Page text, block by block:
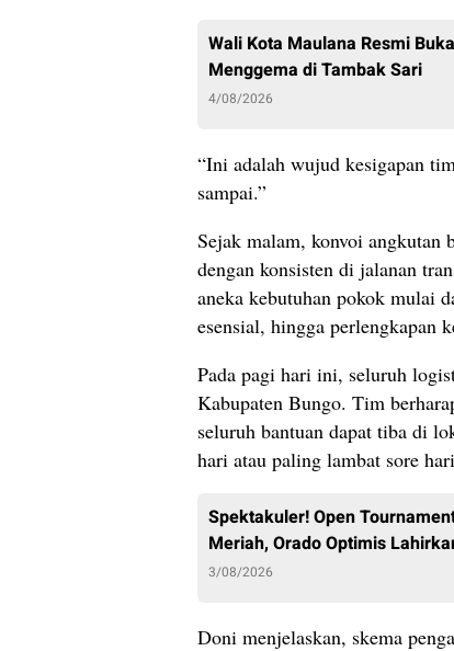
Wali Kota Maulana Resmi
Menggema di Tambak Sari
4/08/2026
“Ini adalah wujud kesigapan
sampai.”
Sejak malam, konvoi angkutan
dengan konsisten di jalanan
aneka kebutuhan pokok mulai
esensial, hingga perlengkapan
​Pada pagi hari ini, seluruh
Kabupaten Bungo. Tim
seluruh bantuan dapat tiba di
hari atau paling lambat sore
Spektakuler! Open
Meriah, Orado Optimis
3/08/2026
Doni menjelaskan, skema